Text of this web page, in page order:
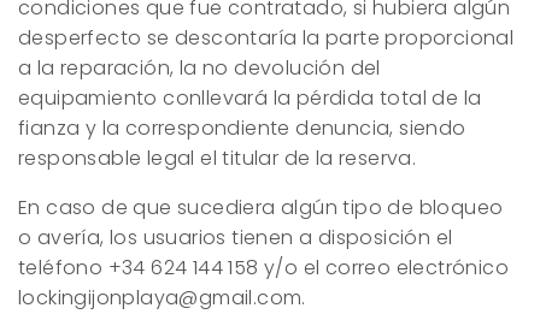
condiciones que fue contratado, si hubiera algún
desperfecto se descontaría la parte proporcional
a la reparación, la no devolución del
equipamiento conllevará la pérdida total de la
fianza y la correspondiente denuncia, siendo
responsable legal el titular de la reserva.
En caso de que sucediera algún tipo de bloqueo
o avería, los usuarios tienen a disposición el
teléfono +34 624 144 158 y/o el correo electrónico
lockingijonplaya@gmail.com.